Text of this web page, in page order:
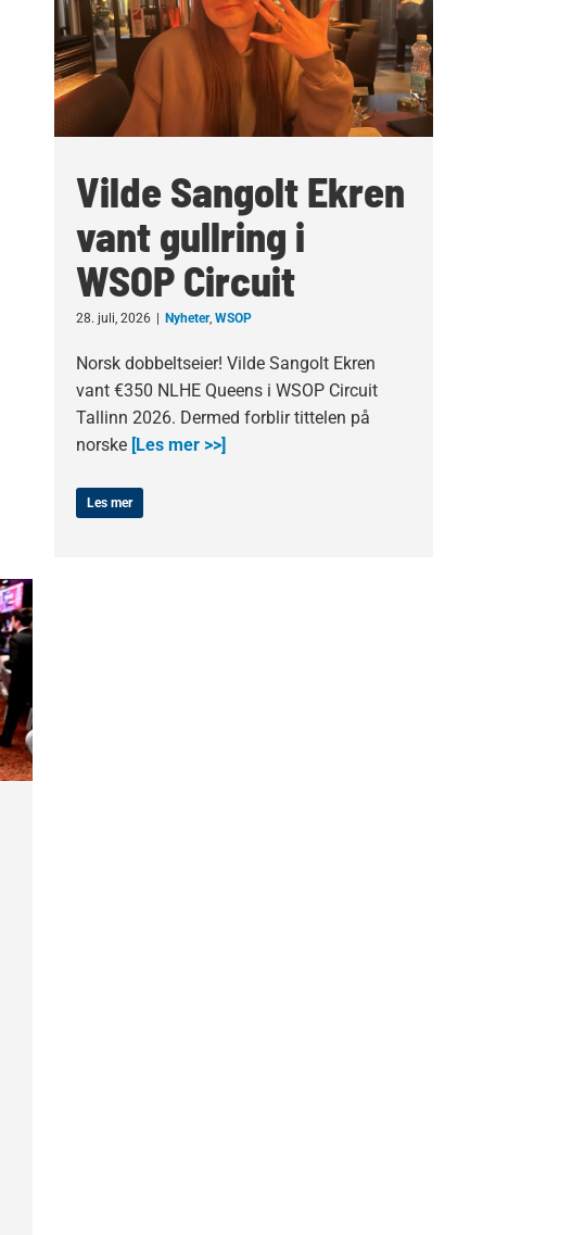
Vilde Sangolt Ekren
vant gullring i
WSOP Circuit
28. juli, 2026 Nyheter, WSOP
Norsk dobbeltseier! Vilde Sangolt Ekren
vant €350 NLHE Queens i WSOP Circuit
Tallinn 2026. Dermed forblir tittelen på
norske[Les mer >>]
Les mer